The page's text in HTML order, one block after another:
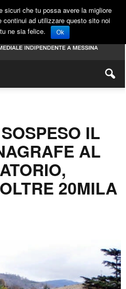
IL
AL
20MILA
sicuri che tu possa avere la migliore
ad utilizzare questo sito noi
ne sia felice.
Ok